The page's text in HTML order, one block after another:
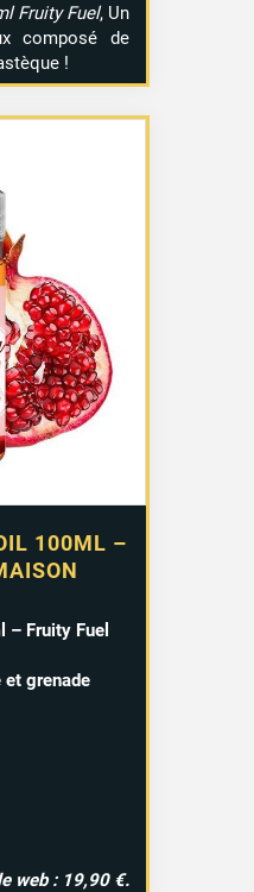
Fruity Fuel, Un
composé de
!
100ML –
– Fruity Fuel
grenade
web : 19,90 €.